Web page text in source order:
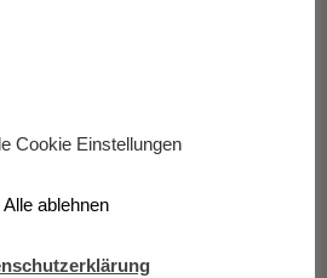
Cookie Einstellungen
Alle ablehnen